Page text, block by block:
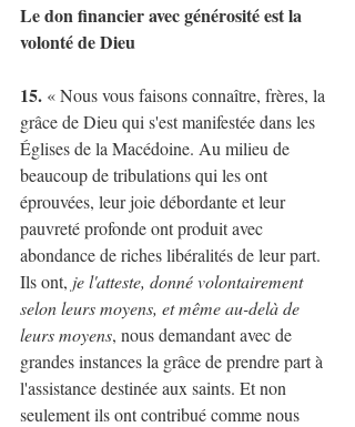
Le don financier avec générosité est la
volonté de Dieu
15. « Nous vous faisons connaître, frères, la
grâce de Dieu qui s'est manifestée dans les
Églises de la Macédoine. Au milieu de
beaucoup de tribulations qui les ont
éprouvées, leur joie débordante et leur
pauvreté profonde ont produit avec
abondance de riches libéralités de leur part.
Ils ont, je l'atteste, donné volontairement
selon leurs moyens, et même au-delà de
leurs moyens, nous demandant avec de
grandes instances la grâce de prendre part à
l'assistance destinée aux saints. Et non
seulement ils ont contribué comme nous